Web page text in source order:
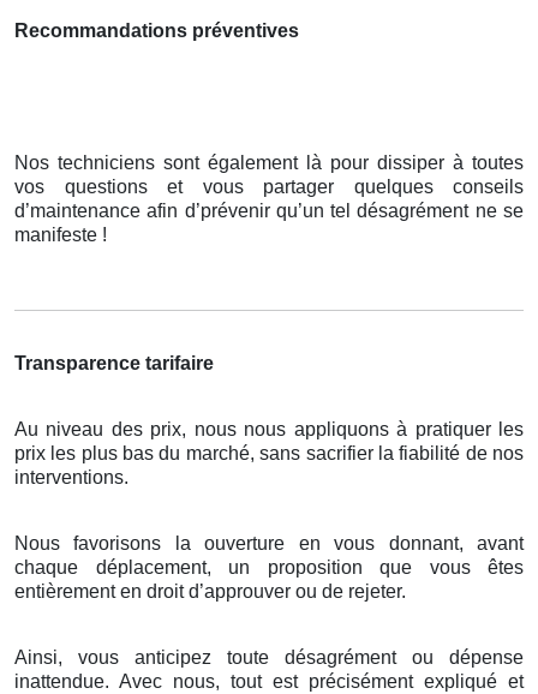
Recommandations préventives
Nos techniciens sont également là pour dissiper à toutes
vos questions et vous partager quelques conseils
d’maintenance afin d’prévenir qu’un tel désagrément ne se
manifeste !
Transparence tarifaire
Au niveau des prix, nous nous appliquons à pratiquer les
prix les plus bas du marché, sans sacrifier la fiabilité de nos
interventions.
Nous favorisons la ouverture en vous donnant, avant
chaque déplacement, un proposition que vous êtes
entièrement en droit d’approuver ou de rejeter.
Ainsi, vous anticipez toute désagrément ou dépense
inattendue. Avec nous, tout est précisément expliqué et